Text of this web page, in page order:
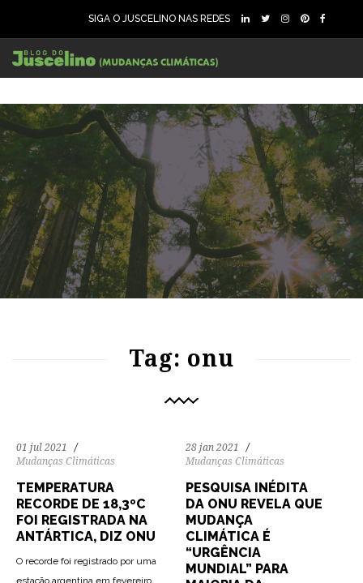
SIGA O JUSCELINO NAS REDES
Tag: onu
01 jul 2021
Mudanças Climáticas
TEMPERATURA
RECORDE DE 18,3ºC
FOI REGISTRADA NA
ANTÁRTICA, DIZ ONU
O recorde foi registrado por uma
estação argentina em fevereiro
28 jan 2021
Mudanças Climáticas
PESQUISA INÉDITA
DA ONU REVELA QUE
MUDANÇA
CLIMÁTICA É
“URGÊNCIA
MUNDIAL” PARA